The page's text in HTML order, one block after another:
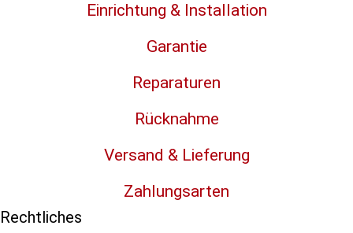
Einrichtung & Installation
Garantie
Reparaturen
Rücknahme
Versand & Lieferung
Zahlungsarten
Rechtliches